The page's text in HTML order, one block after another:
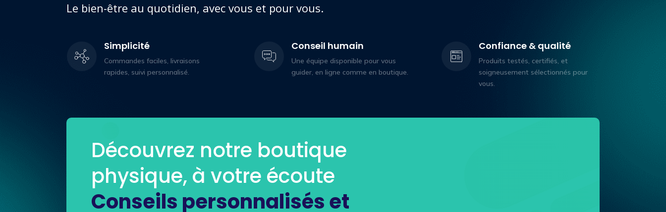
Le bien-être au quotidien, avec vous et pour vous.
Simplicité
Commandes faciles, livraisons
rapides, suivi personnalisé.
Conseil humain
Une équipe disponible pour vous
guider, en ligne comme en boutique.
Confiance & qualité
Produits testés, certifiés, et
soigneusement sélectionnés pour
vous.
Découvrez notre boutique
physique, à votre écoute
Conseils personnalisés et